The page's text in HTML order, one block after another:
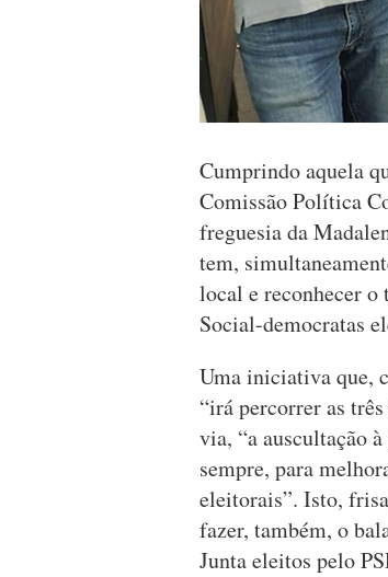
Cumprindo aquela
Comissão Política
freguesia da
tem,
local e reconhecer o
Social-democratas
Uma iniciativa que,
“irá percorrer as
via, “a auscultação
sempre, para
eleitorais”. Isto,
fazer, também, o
Junta eleitos pelo